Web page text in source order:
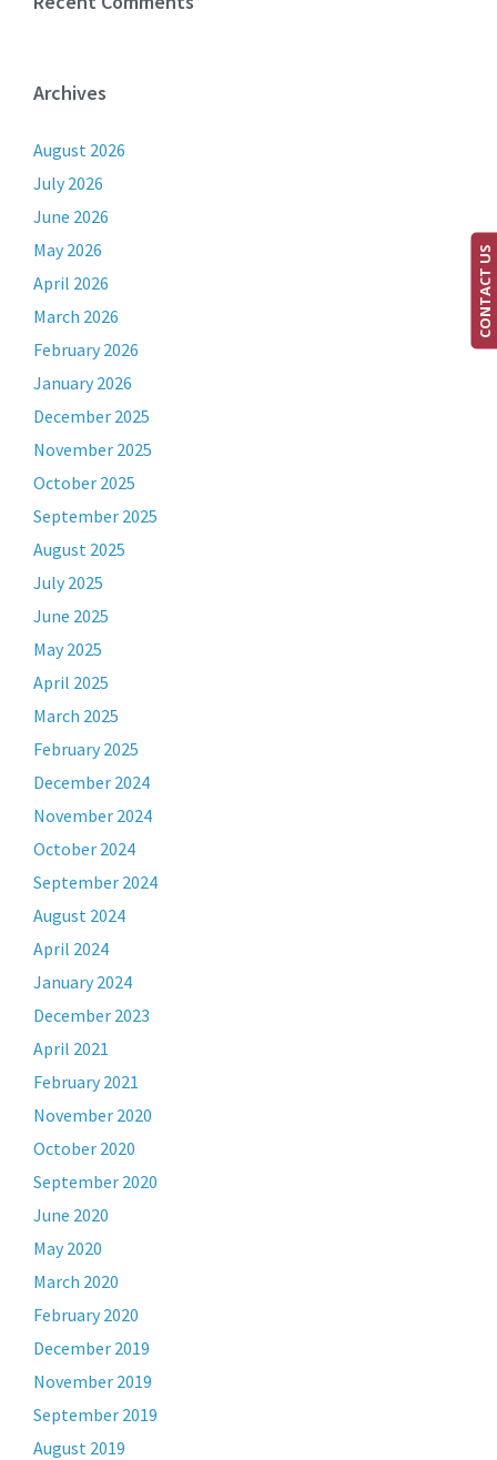
Archives
August 2026
July 2026
June 2026
May 2026
April 2026
March 2026
February 2026
January 2026
December 2025
November 2025
October 2025
September 2025
August 2025
July 2025
June 2025
May 2025
April 2025
March 2025
February 2025
December 2024
November 2024
October 2024
September 2024
August 2024
April 2024
January 2024
December 2023
April 2021
February 2021
November 2020
October 2020
September 2020
June 2020
May 2020
March 2020
February 2020
December 2019
November 2019
September 2019
August 2019
CONTACT US